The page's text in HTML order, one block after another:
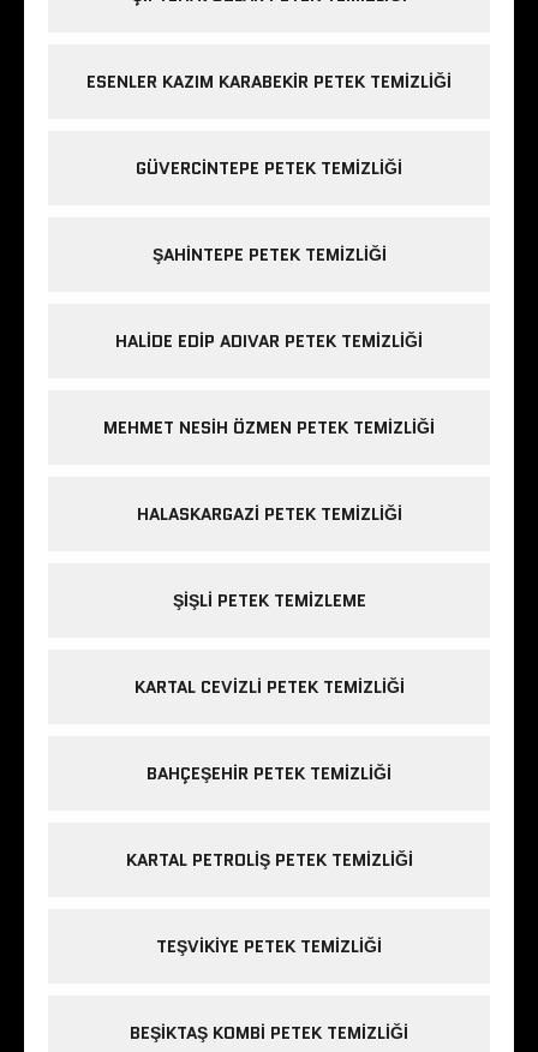
ESENLER KAZIM KARABEKIR PETEK TEMIZLIĞI
GÜVERCINTEPE PETEK TEMIZLIĞI
ŞAHINTEPE PETEK TEMIZLIĞI
HALIDE EDIP ADIVAR PETEK TEMIZLIĞI
MEHMET NESIH ÖZMEN PETEK TEMIZLIĞI
HALASKARGAZI PETEK TEMIZLIĞI
ŞIŞLI PETEK TEMIZLEME
KARTAL CEVIZLI PETEK TEMIZLIĞI
BAHÇEŞEHIR PETEK TEMIZLIĞI
KARTAL PETROLIŞ PETEK TEMIZLIĞI
TEŞVIKIYE PETEK TEMIZLIĞI
BEŞIKTAŞ KOMBI PETEK TEMIZLIĞI